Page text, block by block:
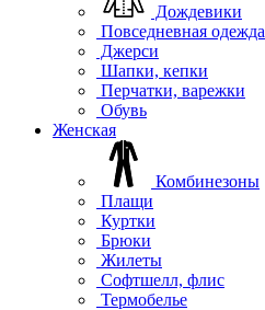
Дождевики
Повседневная одежда
Джерси
Шапки, кепки
Перчатки, варежки
Обувь
Женская
Комбинезоны
Плащи
Куртки
Брюки
Жилеты
Софтшелл, флис
Термобелье